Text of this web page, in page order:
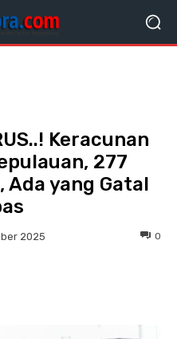
Keracunan
277
Ada yang Gatal
2025 0